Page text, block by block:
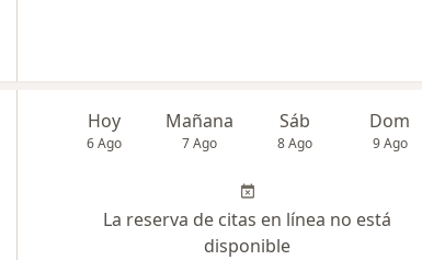
Hoy
6 Ago
Mañana
7 Ago
Sáb
8 Ago
Dom
9 Ago
La reserva de citas en línea no está
disponible